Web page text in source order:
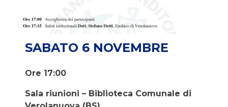
SABATO 6 NOVEMBRE
Ore 17:00
Sala riunioni – Biblioteca Comunale di